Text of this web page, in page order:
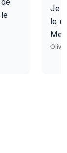
Je
le